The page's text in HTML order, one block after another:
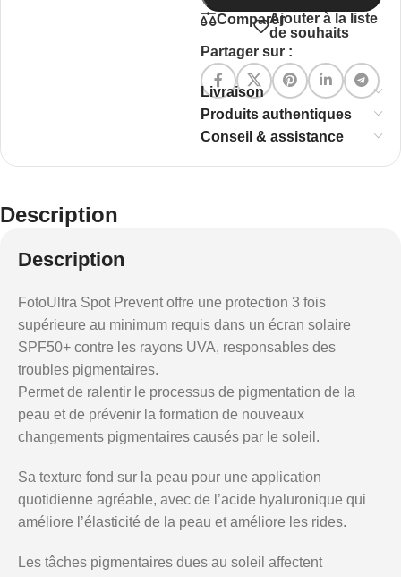
ComparerAjouter à la liste
de souhaits
Partager sur :
Livraison
Produits authentiques
Conseil & assistance
Description
Description
FotoUltra Spot Prevent offre une protection 3 fois
supérieure au minimum requis dans un écran solaire
SPF50+ contre les rayons UVA, responsables des
troubles pigmentaires.
Permet de ralentir le processus de pigmentation de la
peau et de prévenir la formation de nouveaux
changements pigmentaires causés par le soleil.
Sa texture fond sur la peau pour une application
quotidienne agréable, avec de l’acide hyaluronique qui
améliore l’élasticité de la peau et améliore les rides.
Les tâches pigmentaires dues au soleil affectent